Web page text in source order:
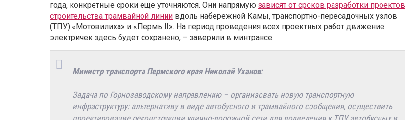
года, конкретные сроки еще уточняются. Они напрямую зависят от сроков разработки проектов
строительства трамвайной линии вдоль набережной Камы, транспортно-пересадочных узлов
(ТПУ) «Мотовилиха» и «Пермь II». На период проведения всех проектных работ движение
электричек здесь будет сохранено, – заверили в минтрансе.
Министр транспорта Пермского края Николай Уханов:
Задача по Горнозаводскому направлению – организовать новую транспортную
инфраструктуру: альтернативу в виде автобусного и трамвайного сообщения, осуществить